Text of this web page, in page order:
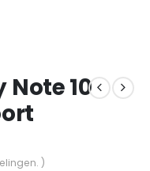
10
)